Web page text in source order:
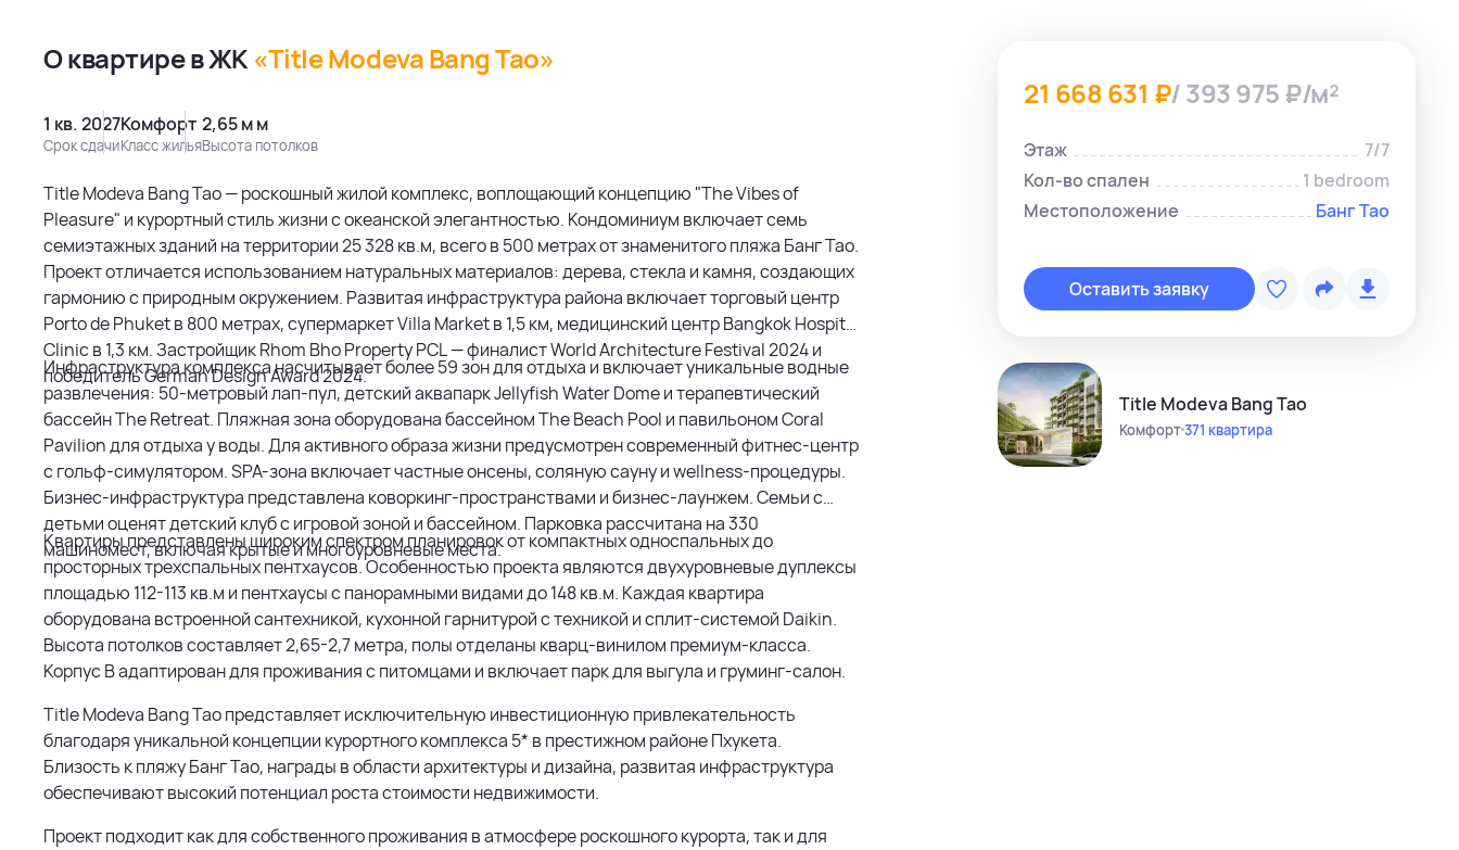
О квартире в ЖК «Title Modeva Bang Tao»
1 кв. 2027
Срок сдачи
Комфорт
Класс жилья
2,65 м м
Высота потолков
Title Modeva Bang Tao — роскошный жилой комплекс, воплощающий концепцию "The Vibes of
Pleasure" и курортный стиль жизни с океанской элегантностью. Кондоминиум включает семь
семиэтажных зданий на территории 25 328 кв.м, всего в 500 метрах от знаменитого пляжа Банг Тао.
Проект отличается использованием натуральных материалов: дерева, стекла и камня, создающих
гармонию с природным окружением. Развитая инфраструктура района включает торговый центр
Porto de Phuket в 800 метрах, супермаркет Villa Market в 1,5 км, медицинский центр Bangkok Hospital
Clinic в 1,3 км. Застройщик Rhom Bho Property PCL — финалист World Architecture Festival 2024 и
победитель German Design Award 2024.
Инфраструктура комплекса насчитывает более 59 зон для отдыха и включает уникальные водные
развлечения: 50-метровый лап-пул, детский аквапарк Jellyfish Water Dome и терапевтический
бассейн The Retreat. Пляжная зона оборудована бассейном The Beach Pool и павильоном Coral
Pavilion для отдыха у воды. Для активного образа жизни предусмотрен современный фитнес-центр
с гольф-симулятором. SPA-зона включает частные онсены, соляную сауну и wellness-процедуры.
Бизнес-инфраструктура представлена коворкинг-пространствами и бизнес-лаунжем. Семьи с
детьми оценят детский клуб с игровой зоной и бассейном. Парковка рассчитана на 330
машиномест, включая крытые и многоуровневые места.
Квартиры представлены широким спектром планировок от компактных односпальных до
просторных трехспальных пентхаусов. Особенностью проекта являются двухуровневые дуплексы
площадью 112-113 кв.м и пентхаусы с панорамными видами до 148 кв.м. Каждая квартира
оборудована встроенной сантехникой, кухонной гарнитурой с техникой и сплит-системой Daikin.
Высота потолков составляет 2,65-2,7 метра, полы отделаны кварц-винилом премиум-класса.
Корпус B адаптирован для проживания с питомцами и включает парк для выгула и груминг-салон.
Title Modeva Bang Tao представляет исключительную инвестиционную привлекательность
благодаря уникальной концепции курортного комплекса 5* в престижном районе Пхукета.
Близость к пляжу Банг Тао, награды в области архитектуры и дизайна, развитая инфраструктура
обеспечивают высокий потенциал роста стоимости недвижимости.
Проект подходит как для собственного проживания в атмосфере роскошного курорта, так и для
21 668 631 ₽/ 393 975 ₽/м²
Этаж
7/7
Кол-во спален
1 bedroom
Местоположение
Банг Тао
Оставить заявку
Копировать
WhatsApp-
Title Modeva Bang Tao
Комфорт371 квартира